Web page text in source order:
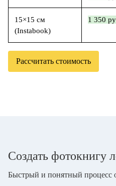
15×15 см
(Instabook)
1 350
Рассчитать стоимость
Создать фотокнигу
Быстрый и понятный процесс